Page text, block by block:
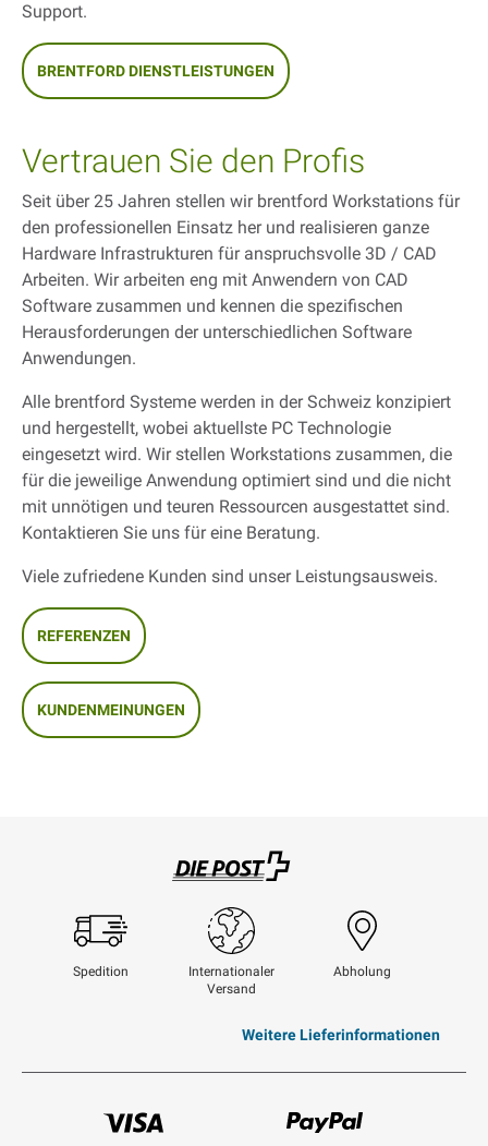
Support.
BRENTFORD DIENSTLEISTUNGEN
Vertrauen Sie den Profis
Seit über 25 Jahren stellen wir brentford Workstations für
den professionellen Einsatz her und realisieren ganze
Hardware Infrastrukturen für anspruchsvolle 3D / CAD
Arbeiten. Wir arbeiten eng mit Anwendern von CAD
Software zusammen und kennen die spezifischen
Herausforderungen der unterschiedlichen Software
Anwendungen.
Alle brentford Systeme werden in der Schweiz konzipiert
und hergestellt, wobei aktuellste PC Technologie
eingesetzt wird. Wir stellen Workstations zusammen, die
für die jeweilige Anwendung optimiert sind und die nicht
mit unnötigen und teuren Ressourcen ausgestattet sind.
Kontaktieren Sie uns für eine Beratung.
Viele zufriedene Kunden sind unser Leistungsausweis.
REFERENZEN
KUNDENMEINUNGEN
Swisspost
Spedition
Internationaler
Versand
Abholung
Weitere Lieferinformationen